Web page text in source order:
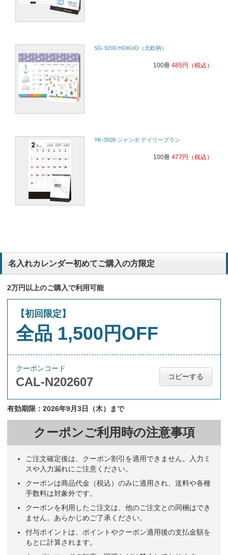
SG-9200 HOKUO（北欧柄）
100冊 485円 （税込）
YK-3509 ジャンボ デイリープラン
100冊 477 円 （税込）
名入れカレンダー初めてご購入の方限定
2万円以上のご購入で利用可能
【初回限定】
全品 1,500円OFF
クーポンコード
CAL-N202607 コピーする
有効期限：2026年9月3日（木）まで
クーポンご利用時の注意事項
ご注文確定後は、クーポン割引を適用できません。入力ミ
スや入力漏れにご注意ください。
クーポンは商品代金（税込）のみに適用され、送料や各種
手数料は対象外です。
クーポンを利用したご注文は、他のご注文との同梱はでき
ません。あらかじめご了承ください。
付与ポイントは、ポイントやクーポン適用後の支払金額を
もとに計算されます。